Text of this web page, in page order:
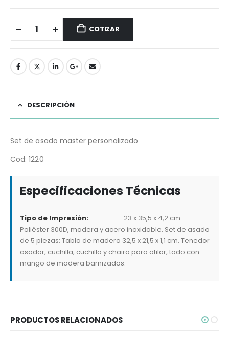
COTIZAR
DESCRIPCIÓN
Set de asado master personalizado
Cod: 1220
Especificaciones Técnicas
Tipo de Impresión:
23 x 35,5 x 4,2 cm.
Poliéster 300D, madera y acero inoxidable. Set de asado
de 5 piezas: Tabla de madera 32,5 x 21,5 x 1,1 cm. Tenedor
asador, cuchilla, cuchillo y chaira para afilar, todo con
mango de madera barnizados.
PRODUCTOS RELACIONADOS